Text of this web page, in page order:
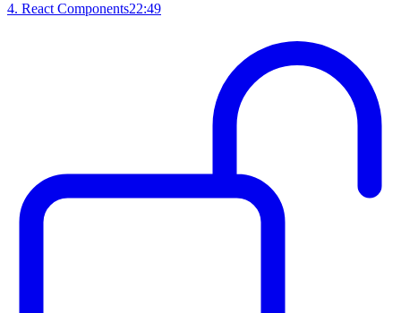
4. React Components22:49